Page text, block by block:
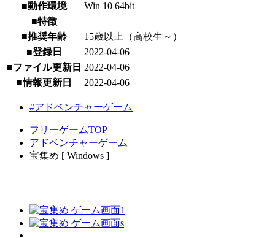
■動作環境
Win 10 64bit
■特徴
■推奨年齢
15歳以上（高校生～）
■登録日
2022-04-06
■ファイル更新日 2022-04-06
■情報更新日
2022-04-06
#アドベンチャーゲーム
フリーゲームTOP
アドベンチャーゲーム
宝集め [ Windows ]